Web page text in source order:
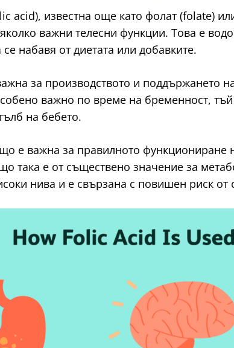
acid), известна още като фолат (folate)
важни телесни функции. Това е
набавя от диетата или добавките.
за производството и поддържането
важно по време на бременност,
на бебето.
е важна за правилното
така е от съществено значение за
нива и е свързана с повишен риск